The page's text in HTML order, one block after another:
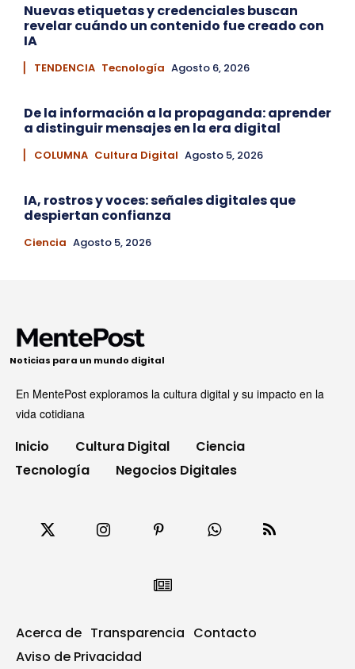
Nuevas etiquetas y credenciales buscan
revelar cuándo un contenido fue creado con
IA
▏ TENDENCIA Tecnología Agosto 6, 2026
De la información a la propaganda: aprender
a distinguir mensajes en la era digital
▏ COLUMNA Cultura Digital Agosto 5, 2026
IA, rostros y voces: señales digitales que
despiertan confianza
Ciencia Agosto 5, 2026
Noticias para un mundo digital
En MentePost exploramos la cultura digital y su impacto en la
vida cotidiana
Inicio Cultura Digital
Ciencia
Tecnología
Negocios Digitales
Acerca de Transparencia Contacto
Aviso de Privacidad